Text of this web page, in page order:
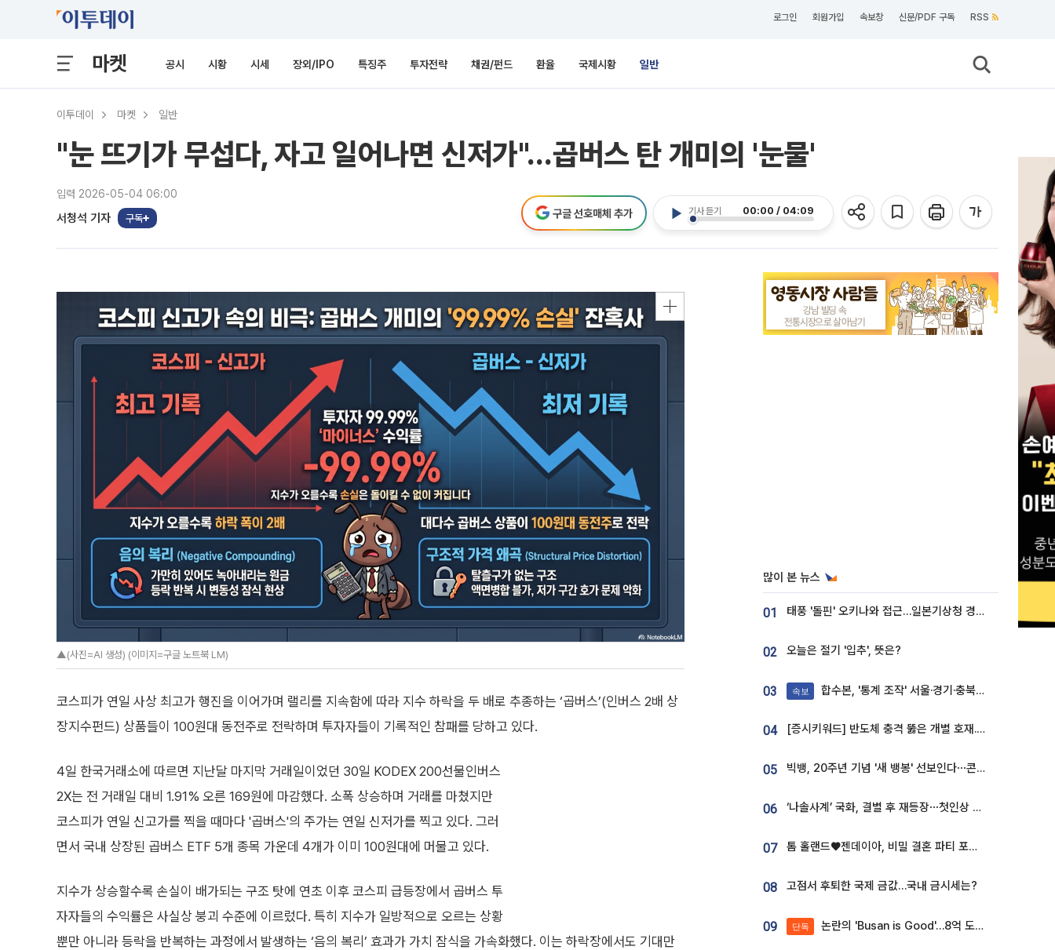
로그인 회원가입 속보창 신문/PDF 구독 RSS
마켓 공시 시황 시세 장외/IPO 특징주 투자전략 채권/펀드 환율 국제시황 일반
이투데이 마켓 일반
"눈 뜨기가 무섭다, 자고 일어나면 신저가"…곱버스 탄 개미의 '눈물'
입력 2026-05-04 06:00
서청석 기자 구독
기사 듣기 00:00 / 04:09
구글 선호매체 추가
▲(사진=AI 생성) (이미지=구글 노트북 LM)
코스피가 연일 사상 최고가 행진을 이어가며 랠리를 지속함에 따라 지수 하락을 두 배로 추종하는 ‘곱버스’(인버스 2배 상
장지수펀드) 상품들이 100원대 동전주로 전락하며 투자자들이 기록적인 참패를 당하고 있다.
4일 한국거래소에 따르면 지난달 마지막 거래일이었던 30일 KODEX 200선물인버스
2X는 전 거래일 대비 1.91% 오른 169원에 마감했다. 소폭 상승하며 거래를 마쳤지만
코스피가 연일 신고가를 찍을 때마다 '곱버스'의 주가는 연일 신저가를 찍고 있다. 그러
면서 국내 상장된 곱버스 ETF 5개 종목 가운데 4개가 이미 100원대에 머물고 있다.
지수가 상승할수록 손실이 배가되는 구조 탓에 연초 이후 코스피 급등장에서 곱버스 투
자자들의 수익률은 사실상 붕괴 수준에 이르렀다. 특히 지수가 일방적으로 오르는 상황
뿐만 아니라 등락을 반복하는 과정에서 발생하는 ‘음의 복리’ 효과가 가치 잠식을 가속화했다. 이는 하락장에서도 기대만
많이 본 뉴스
01 태풍 '돌핀' 오키나와 접근…일본기상청 경로 업데이트
02 오늘은 절기 '입추', 뜻은?
03 속보 합수본, '통계 조작' 서울·경기·충북 선관위 등 추가 압수수색
04 [증시키워드] 반도체 충격 뚫은 개별 호재...포스코퓨처엠·에코프로·한화솔루션 '눈길'
05 빅뱅, 20주년 기념 '새 뱅봉' 선보인다⋯콘서트 앞두고 팝업 개최
06 ‘나솔사계’ 국화, 결별 후 재등장⋯첫인상 투표 휩쓸고 ‘인기녀’ 등극
07 톰 홀랜드♥젠데이아, 비밀 결혼 파티 포착⋯호텔 대관비만 9억
08 고점서 후퇴한 국제 금값…국내 금시세는?
09 단독 논란의 'Busan is Good'…8억 도시브랜드, 용산 대통령실 CI 업체가 수행